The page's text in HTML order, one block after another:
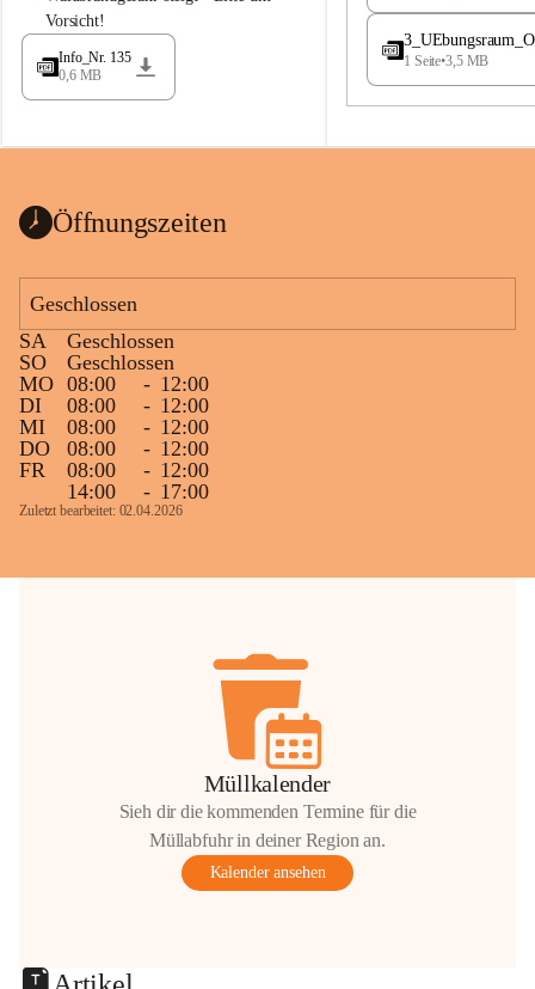
d
l
a
Vorsicht!
Info_Nr. 135
0,6 MB
e
a
1 Seite•3,5 MB
Öffnungszeiten
Geschlossen
SA
Geschlossen
SO
Geschlossen
MO 08:00 - 12:00
DI
08:00 - 12:00
MI
08:00 - 12:00
DO
08:00 - 12:00
FR
08:00 - 12:00
14:00
- 17:00
Zuletzt bearbeitet: 02.04.2026
Müllkalender
Sieh dir die kommenden Termine für die
Müllabfuhr in deiner Region an.
Kalender ansehen